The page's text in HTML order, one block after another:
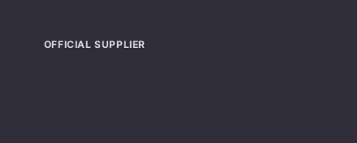
OFFICIAL SUPPLIER